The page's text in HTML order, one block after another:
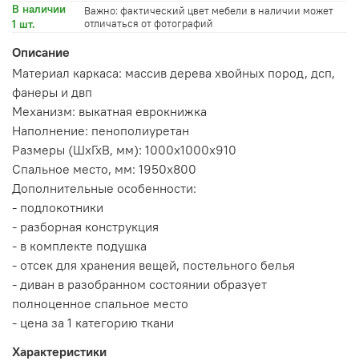
В наличии
1 шт.
Важно: фактический цвет мебели в наличии может
отличаться от фотографий
Описание
Материал каркаса: массив дерева хвойных пород, дсп,
фанеры и двп
Механизм: выкатная еврокнижка
Наполнение: пенополиуретан
Размеры (ШхГхВ, мм): 1000х1000х910
Спальное место, мм: 1950х800
Дополнительные особенности:
- подлокотники
- разборная конструкция
- в комплекте подушка
- отсек для хранения вещей, постельного белья
- диван в разобранном состоянии образует
полноценное спальное место
- цена за 1 категорию ткани
Характеристики